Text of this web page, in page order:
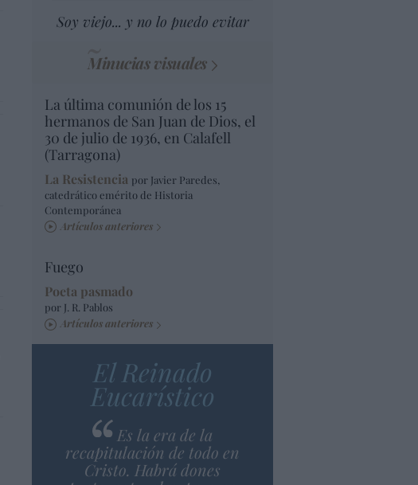
Soy viejo... y no lo puedo evitar
Minucias visuales
La última comunión de los 15
hermanos de San Juan de Dios, el
30 de julio de 1936, en Calafell
(Tarragona)
La Resistencia por Javier Paredes,
catedrático emérito de Historia
Contemporánea
Artículos anteriores
Fuego
Poeta pasmado
por J. R. Pablos
Artículos anteriores
El Reinado
Eucarístico
Es la era de la
recapitulación de todo en
Cristo. Habrá dones